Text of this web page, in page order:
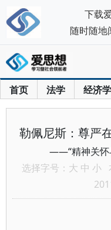
首页 法学 经济学
勒佩尼斯：尊严
——“精神关怀
选择字号： 大 中 小
下载
随时随地